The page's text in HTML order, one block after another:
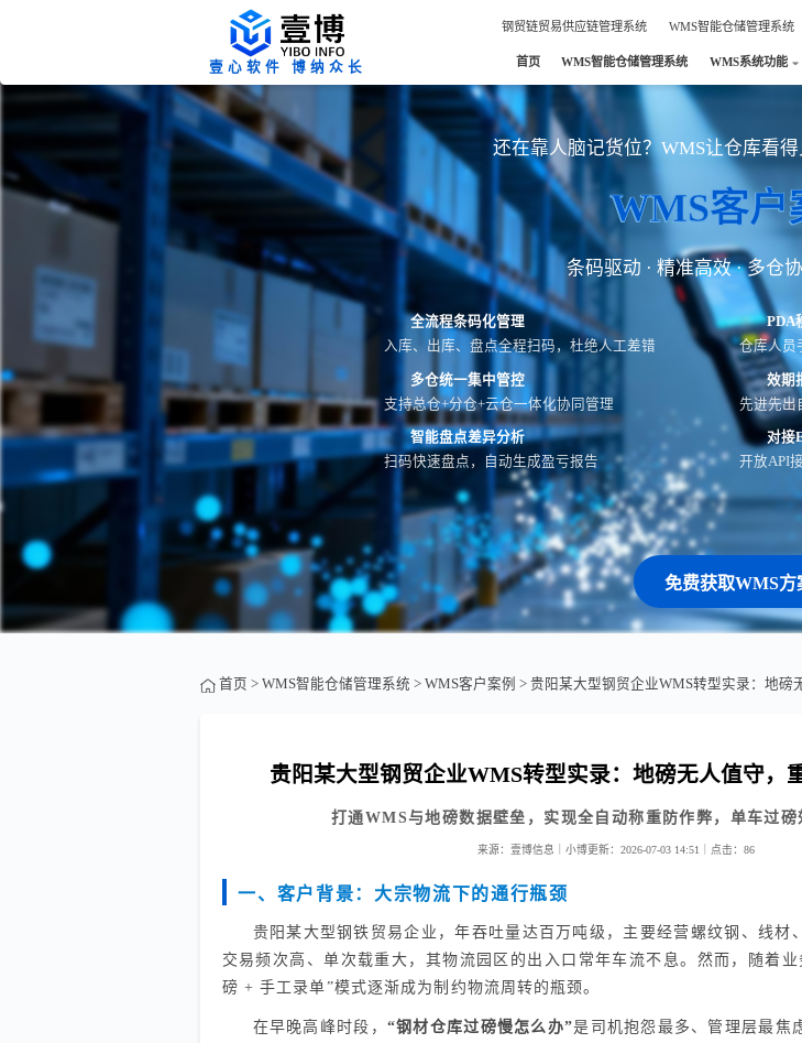
钢贸链贸易供应链管理系统 WMS智能仓储管理系统
壹心软件 博纳众长 首页 WMS智能仓储管理系统 WMS系统功能
还在靠人脑记货位？WMS让仓库看
WMS客户
条码驱动 · 精准高效 · 多仓
全流程条码化管理
入库、出库、盘点全程扫码，杜绝人工差错
PDA
仓库人员
多仓统一集中管控
支持总仓+分仓+云仓一体化协同管理
效期
先进先出
智能盘点差异分析
扫码快速盘点，自动生成盈亏报告
对接
开放API
免费获取WMS方
首页 > WMS智能仓储管理系统 > WMS客户案例 > 贵阳某大型钢贸企业WMS转型实录：地磅
贵阳某大型钢贸企业WMS转型实录：地磅无人值守，
打通WMS与地磅数据壁垒，实现全自动称重防作弊，单车过磅
来源：壹博信息｜小博更新：2026-07-03 14:51｜ 点击： 86
一、客户背景：大宗物流下的通行瓶颈
贵阳某大型钢铁贸易企业，年吞吐量达百万吨级，主要经营螺纹钢、线材
交易频次高、单次载重大，其物流园区的出入口常年车流不息。然而，随着业
磅 + 手工录单”模式逐渐成为制约物流周转的瓶颈。
在早晚高峰时段， “钢材仓库过磅慢怎么办”是司机抱怨最多、管理层最焦